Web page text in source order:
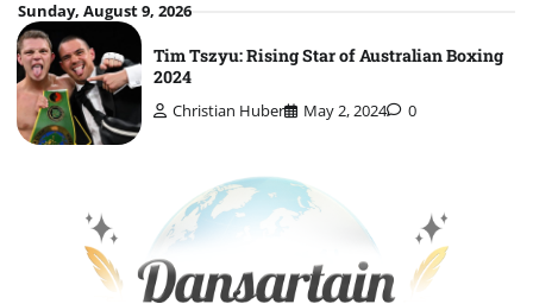
Skip
to
content
Sunday, August 9, 2026
Tim Tszyu: Rising Star of Australian Boxing
2024
Christian Huber May 2, 2024 0